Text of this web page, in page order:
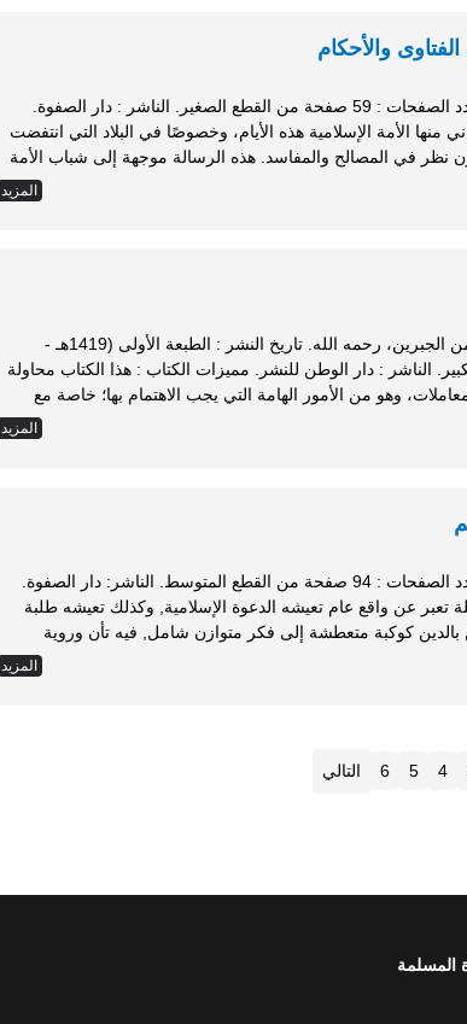
والأحكام
تاريخ النشر : الطبعة الأولى (1424هـ - 2003م). عدد الصفحات : 59 صفحة من القطع الصغير. الناشر : دار الصفوة.
هامة تعاني منها الأمة الإسلامية هذه الأيام، وخصوصًا في البلاد التي انتفضت
على حكامها الظلمة، فأطلقت الفتاوى والأحكام دون نظر في المصالح والمفاسد. هذه الرسالة موجهة إلى شباب الأمة
المزيد
تقديم : فضيلة العلامة الشيخ عبد الله بن عبد الرحمن الجبرين، رحمه الله. تاريخ النشر : الطبعة الأولى (1419هـ -
1996م). عدد الصفحات : 139 صفحة من القطع الكبير. الناشر : دار الوطن للنشر. مميزات الكتاب : هذا الكتاب محاولة
وهو من الأمور الهامة التي يجب الاهتمام بها؛ خاصة مع
المزيد
تاريخ النشر : الطبعة الأولى (1429هـ - 2008م). عدد الصفحات : 94 صفحة من القطع المتوسط. الناشر: دار الصفوة.
عن أسئلة تعبر عن واقع عام تعيشه الدعوة الإسلامية, وكذلك تعيشه طلبة
بالدين كوكبة متعطشة إلى فكر متوازن شامل, فيه تأن وروية
المزيد
4
5
6 التالي
المسلمة